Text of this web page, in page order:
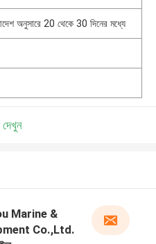
অনুসারে 20 থেকে 30 দিনের মধ্যে
Marine &
Co.,Ltd.